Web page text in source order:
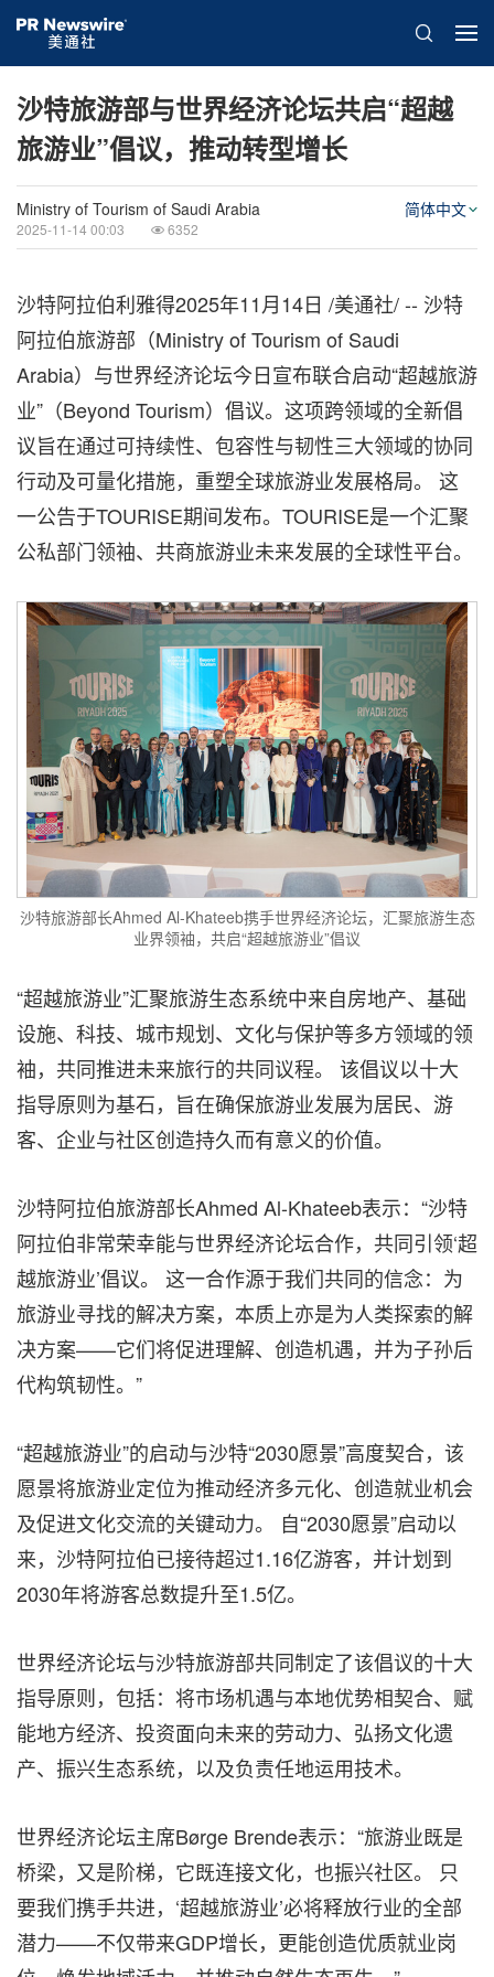
沙特旅游部与世界经济论坛共启“超越
旅游业”倡议，推动转型增长
Ministry of Tourism of Saudi Arabia
2025-11-14 00:03 6352
简体中文
沙特阿拉伯利雅得2025年11月14日 /美通社/ -- 沙特
阿拉伯旅游部（Ministry of Tourism of Saudi
Arabia）与世界经济论坛今日宣布联合启动“超越旅游
业”（Beyond Tourism）倡议。这项跨领域的全新倡
议旨在通过可持续性、包容性与韧性三大领域的协同
行动及可量化措施，重塑全球旅游业发展格局。 这
一公告于TOURISE期间发布。TOURISE是一个汇聚
公私部门领袖、共商旅游业未来发展的全球性平台。
沙特旅游部长Ahmed Al-Khateeb携手世界经济论坛，汇聚旅游生态
业界领袖，共启“超越旅游业”倡议
“超越旅游业”汇聚旅游生态系统中来自房地产、基础
设施、科技、城市规划、文化与保护等多方领域的领
袖，共同推进未来旅行的共同议程。 该倡议以十大
指导原则为基石，旨在确保旅游业发展为居民、游
客、企业与社区创造持久而有意义的价值。
沙特阿拉伯旅游部长Ahmed Al-Khateeb表示：“沙特
阿拉伯非常荣幸能与世界经济论坛合作，共同引领‘超
越旅游业’倡议。 这一合作源于我们共同的信念：为
旅游业寻找的解决方案，本质上亦是为人类探索的解
决方案——它们将促进理解、创造机遇，并为子孙后
代构筑韧性。”
“超越旅游业”的启动与沙特“2030愿景”高度契合，该
愿景将旅游业定位为推动经济多元化、创造就业机会
及促进文化交流的关键动力。 自“2030愿景”启动以
来，沙特阿拉伯已接待超过1.16亿游客，并计划到
2030年将游客总数提升至1.5亿。
世界经济论坛与沙特旅游部共同制定了该倡议的十大
指导原则，包括：将市场机遇与本地优势相契合、赋
能地方经济、投资面向未来的劳动力、弘扬文化遗
产、振兴生态系统，以及负责任地运用技术。
世界经济论坛主席Børge Brende表示：“旅游业既是
桥梁，又是阶梯，它既连接文化，也振兴社区。 只
要我们携手共进，‘超越旅游业’必将释放行业的全部
潜力——不仅带来GDP增长，更能创造优质就业岗